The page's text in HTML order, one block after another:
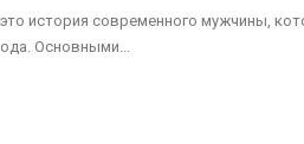
это история современного мужчины,
Основными...